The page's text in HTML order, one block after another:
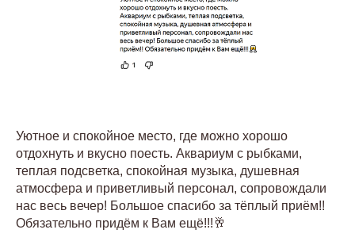
Уютное и спокойное место, где можно хорошо
отдохнуть и вкусно поесть. Аквариум с рыбками,
теплая подсветка, спокойная музыка, душевная
атмосфера и приветливый персонал, сопровождали
нас весь вечер! Большое спасибо за тёплый приём!!
Обязательно придём к Вам ещё!!!🥂